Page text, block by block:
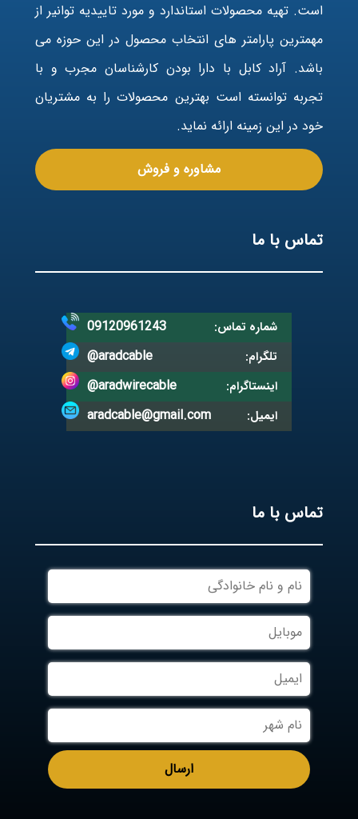
است. تهیه محصولات استاندارد و مورد تاییدیه توانیر از
مهمترین پارامتر های انتخاب محصول در این حوزه می
باشد. آراد کابل با دارا بودن کارشناسان مجرب و با
تجربه توانسته است بهترین محصولات را به مشتریان
خود در این زمینه ارائه نماید.
مشاوره و فروش
تماس با ما
شماره تماس: 09120961243
تلگرام: @aradcable
اینستاگرام: @aradwirecable
ایمیل: aradcable@gmail.com
تماس با ما